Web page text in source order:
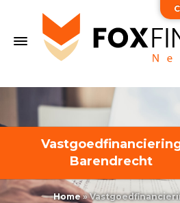
Barendrecht
Home»